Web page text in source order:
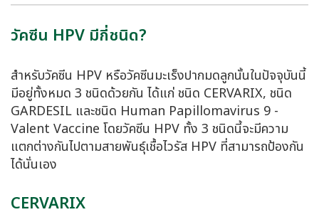
วัคซีน HPV มีกี่ชนิด?
สำหรับวัคซีน HPV หรือวัคซีนมะเร็งปากมดลูกนั้นในปัจจุบันนี้
มีอยู่ทั้งหมด 3 ชนิดด้วยกัน ได้แก่ ชนิด CERVARIX, ชนิด
GARDESIL และชนิด Human Papillomavirus 9 -
Valent Vaccine โดยวัคซีน HPV ทั้ง 3 ชนิดนี้จะมีความ
แตกต่างกันไปตามสายพันธุ์เชื้อไวรัส HPV ที่สามารถป้องกัน
ได้นั่นเอง
CERVARIX